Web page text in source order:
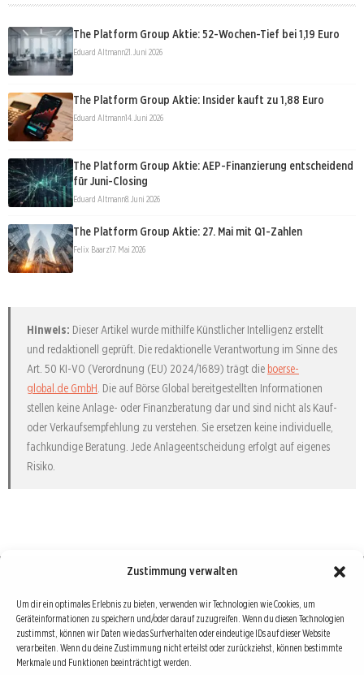
Zustimmung verwalten
Um dir ein optimales Erlebnis zu bieten, verwenden wir Technologien wie Cookies, um
Geräteinformationen zu speichern und/oder darauf zuzugreifen. Wenn du diesen Technologien
zustimmst, können wir Daten wie das Surfverhalten oder eindeutige IDs auf dieser Website
verarbeiten. Wenn du deine Zustimmung nicht erteilst oder zurückziehst, können bestimmte
Merkmale und Funktionen beeinträchtigt werden.
The Platform Group Aktie: 52-Wochen-Tief bei 1,19 Euro
Eduard Altmann21. Juni 2026
The Platform Group Aktie: Insider kauft zu 1,88 Euro
Eduard Altmann14. Juni 2026
The Platform Group Aktie: AEP-Finanzierung entscheidend
für Juni-Closing
Eduard Altmann8. Juni 2026
The Platform Group Aktie: 27. Mai mit Q1-Zahlen
Felix Baarz17. Mai 2026
Hinweis: Dieser Artikel wurde mithilfe Künstlicher Intelligenz erstellt
und redaktionell geprüft. Die redaktionelle Verantwortung im Sinne des
Art. 50 KI-VO (Verordnung (EU) 2024/1689) trägt die boerse-
global.de GmbH . Die auf Börse Global bereitgestellten Informationen
stellen keine Anlage- oder Finanzberatung dar und sind nicht als Kauf-
oder Verkaufsempfehlung zu verstehen. Sie ersetzen keine individuelle,
fachkundige Beratung. Jede Anlageentscheidung erfolgt auf eigenes
Risiko.
Börse : lokal, international, global
Erfolgreiche Börsengeschäfte bedingen vor allem drei Dinge: Verlässliche Informationen,
richtige Interpretationen und unabhängige Informationsquellen. Diese drei Bausteine sind
auch die redaktionelle Leitlinie von Börse Global.